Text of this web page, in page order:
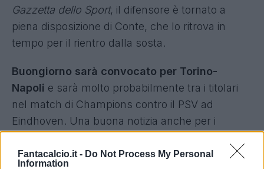
Fantacalcio.it - Do Not Process My Personal
Information
Gazzetta dello Sport, il difensore è tornato a
piena disposizione di Conte, che lo ritrova in
tempo per il rientro dalla sosta.
Buongiorno sarà convocato per Torino-
Napoli e sarà molto probabilmente tra i titolari
nel match di Champions contro il PSV ad
Eindhoven. Una buona notizia anche per i
pilastro della difesa azzurra.